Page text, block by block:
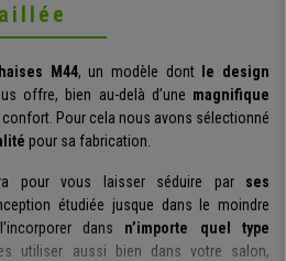
M44, un modèle dont
le design
offre, bien au-delà d’une magnifique
confort. Pour cela nous avons sélectionné
pour sa fabrication.
pour vous laisser séduire par ses
étudiée jusque dans le moindre
dans n’importe quel type
utiliser aussi bien dans votre salon,